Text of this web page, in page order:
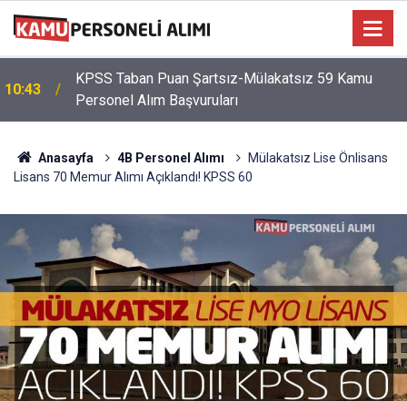
10:43
KPSS Taban Puan Şartsız-Mülakatsız 59 Kamu
Personel Alım Başvuruları
Anasayfa 4B Personel Alımı
Mülakatsız Lise Önlisans
Lisans 70 Memur Alımı Açıklandı! KPSS 60